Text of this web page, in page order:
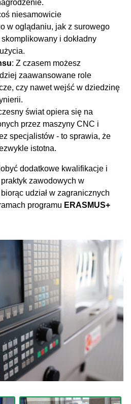
niesamowicie
w oglądaniu, jak z surowego
i dokładny
: Z czasem możesz
zaawansowane role
czy nawet wejść w dziedzinę
świat opiera się na
przez maszyny CNC i
specjalistów - to sprawia, że
istotna.
dodatkowe kwalifikacje i
zawodowych w
udział w zagranicznych
programu ERASMUS+